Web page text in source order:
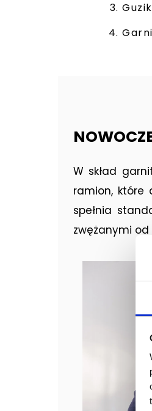
W skład
ramion, które
spełnia
zwężanymi